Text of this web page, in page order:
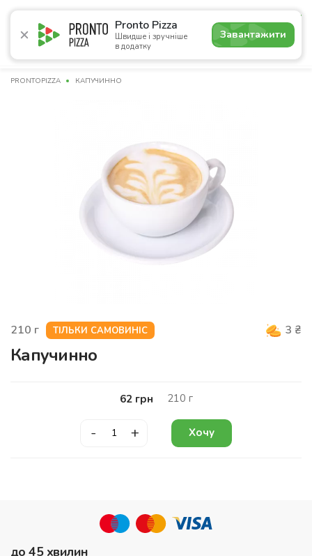
Pronto Pizza
Швидше і зручніше
в додатку
Завантажити
4.6
Акції Піца Суші Сети Лаваші Комбо Напої
PRONTOPIZZA КАПУЧИННО
210 г ТІЛЬКИ САМОВИНІС 3 ₴
Капучинно
62грн 210 г
- + Хочу
до 45 хвилин